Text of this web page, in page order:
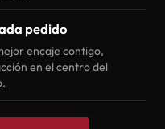
pedido
encaje contigo,
en el centro del